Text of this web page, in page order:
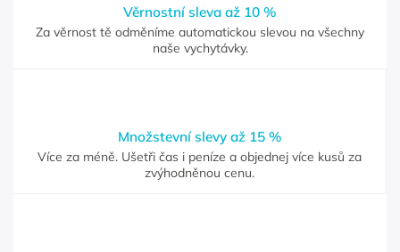
Věrnostní sleva až 10 %
Za věrnost tě odměníme automatickou slevou na všechny
naše vychytávky.
Množstevní slevy až 15 %
Více za méně. Ušetři čas i peníze a objednej více kusů za
zvýhodněnou cenu.